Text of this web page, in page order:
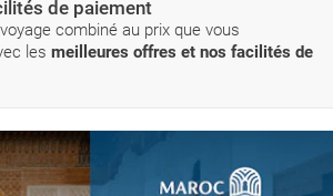
de paiement
combiné au prix que vous
les meilleures offres et nos facilités de